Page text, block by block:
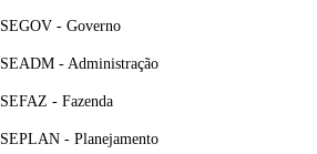
SEGOV - Governo
SEADM - Administração
SEFAZ - Fazenda
SEPLAN - Planejamento